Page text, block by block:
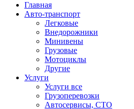
Главная
Авто-транспорт
Легковые
Внедорожники
Минивены
Грузовые
Мотоциклы
Другие
Услуги
Услуги все
Грузоперевозки
Автосервисы, СТО